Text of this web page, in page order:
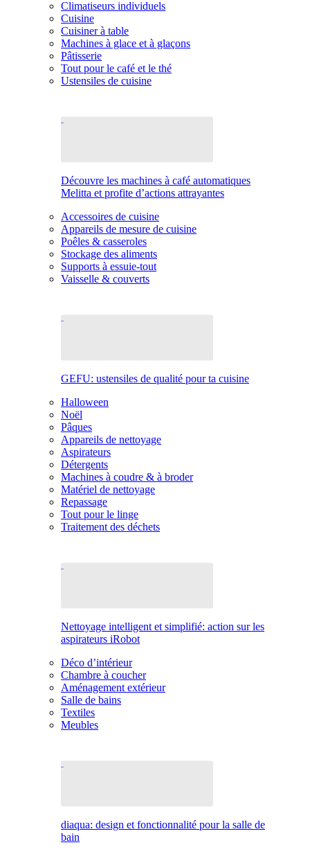
Climatiseurs individuels
Cuisine
Cuisiner à table
Machines à glace et à glaçons
Pâtisserie
Tout pour le café et le thé
Ustensiles de cuisine
Découvre les machines à café automatiques
Melitta et profite d’actions attrayantes
Accessoires de cuisine
Appareils de mesure de cuisine
Poêles & casseroles
Stockage des aliments
Supports à essuie-tout
Vaisselle & couverts
GEFU: ustensiles de qualité pour ta cuisine
Halloween
Noël
Pâques
Appareils de nettoyage
Aspirateurs
Détergents
Machines à coudre & à broder
Matériel de nettoyage
Repassage
Tout pour le linge
Traitement des déchets
Nettoyage intelligent et simplifié: action sur les
aspirateurs iRobot
Déco d’intérieur
Chambre à coucher
Aménagement extérieur
Salle de bains
Textiles
Meubles
diaqua: design et fonctionnalité pour la salle de
bain